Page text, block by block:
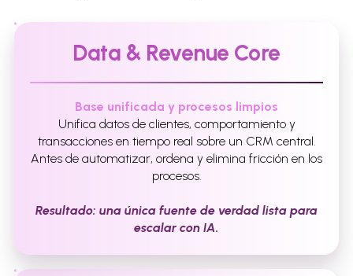
Data & Revenue Core
Base unificada y procesos limpios
Unifica datos de clientes, comportamiento y
transacciones en tiempo real sobre un CRM central.
Antes de automatizar, ordena y elimina fricción en los
procesos.
Resultado: una única fuente de verdad lista para
escalar con IA.